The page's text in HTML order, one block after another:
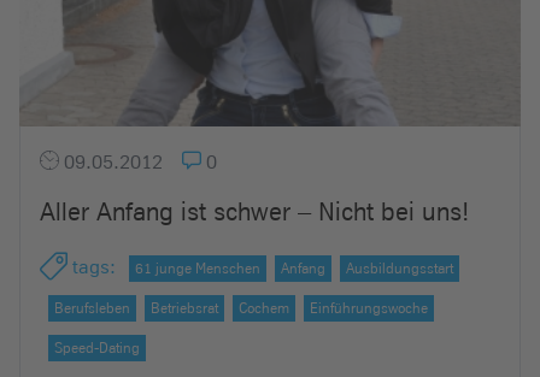
09.05.2012 0
Aller Anfang ist schwer – Nicht bei uns!
tags: 61 junge Menschen Anfang Ausbildungsstart
Berufsleben Betriebsrat Cochem Einführungswoche
Speed-Dating